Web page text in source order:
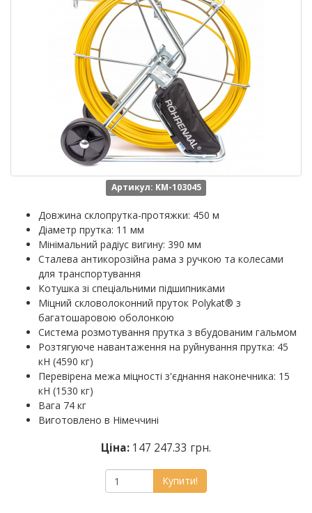
Артикул: KM-103045
Довжина склопрутка-протяжки: 450 м
Діаметр прутка: 11 мм
Мінімальний радіус вигину: 390 мм
Сталева антикорозійна рама з ручкою та колесами
для транспортування
Котушка зі спеціальними підшипниками
Міцний скловолоконний пруток Polykat® з
багатошаровою оболонкою
Система розмотування прутка з вбудованим гальмом
Розтягуюче навантаження на руйнування прутка: 45
кН (4590 кг)
Перевірена межа міцності з'єднання наконечника: 15
кН (1530 кг)
Вага 74 кг
Виготовлено в Німеччині
Ціна: 147 247.33 грн.
Купити!